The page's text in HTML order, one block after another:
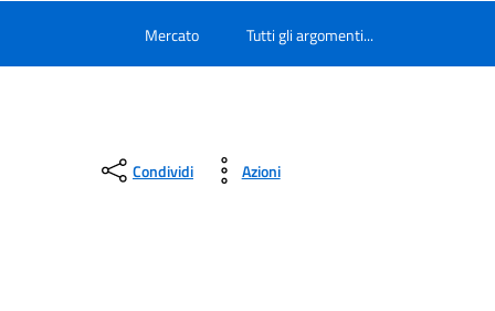
Mercato Tutti gli argomenti...
Condividi Azioni